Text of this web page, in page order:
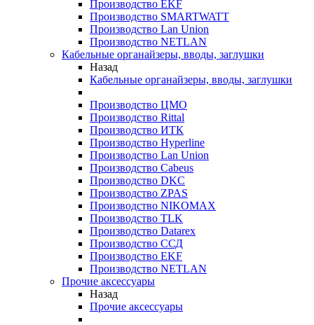
Производство EKF
Производство SMARTWATT
Производство Lan Union
Производство NETLAN
Кабельные органайзеры, вводы, заглушки
Назад
Кабельные органайзеры, вводы, заглушки
Производство ЦМО
Производство Rittal
Производство ИТК
Производство Hyperline
Производство Lan Union
Производство Cabeus
Производство DKC
Производство ZPAS
Производство NIKOMAX
Производство TLK
Производство Datarex
Производство ССД
Производство EKF
Производство NETLAN
Прочие аксеcсуары
Назад
Прочие аксеcсуары